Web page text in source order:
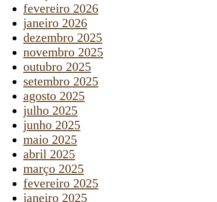
fevereiro 2026
janeiro 2026
dezembro 2025
novembro 2025
outubro 2025
setembro 2025
agosto 2025
julho 2025
junho 2025
maio 2025
abril 2025
março 2025
fevereiro 2025
janeiro 2025